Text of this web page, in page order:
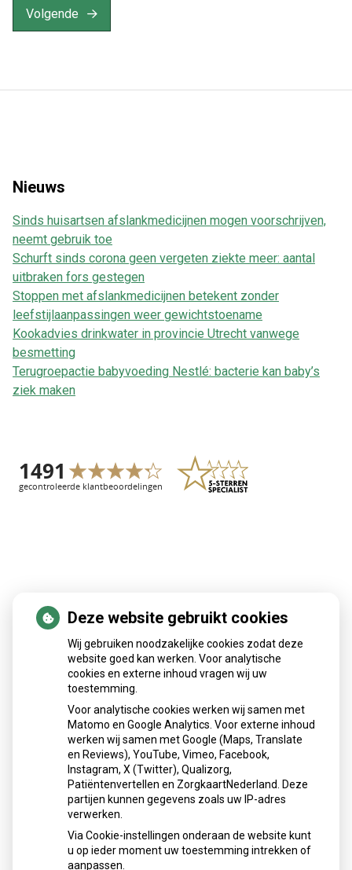
Volgende
Nieuws
Sinds huisartsen afslankmedicijnen mogen voorschrijven,
neemt gebruik toe
Schurft sinds corona geen vergeten ziekte meer: aantal
uitbraken fors gestegen
Stoppen met afslankmedicijnen betekent zonder
leefstijlaanpassingen weer gewichtstoename
Kookadvies drinkwater in provincie Utrecht vanwege
besmetting
Terugroepactie babyvoeding Nestlé: bacterie kan baby’s
ziek maken
Patiëntenomgeving
Herhaalrecepten aanvragen
Patiëntenomgeving
Deze website gebruikt cookies
Wij gebruiken noodzakelijke cookies zodat deze
website goed kan werken. Voor analytische
cookies en externe inhoud vragen wij uw
toestemming.
Voor analytische cookies werken wij samen met
Matomo en Google Analytics. Voor externe inhoud
werken wij samen met Google (Maps, Translate
en Reviews), YouTube, Vimeo, Facebook,
Instagram, X (Twitter), Qualizorg,
Patiëntenvertellen en ZorgkaartNederland. Deze
partijen kunnen gegevens zoals uw IP-adres
verwerken.
Via Cookie-instellingen onderaan de website kunt
u op ieder moment uw toestemming intrekken of
aanpassen.